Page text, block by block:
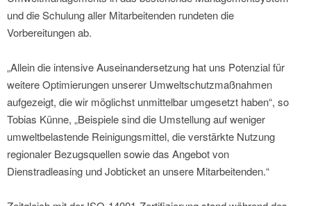
und die Schulung aller Mitarbeitenden rundeten die
Vorbereitungen ab.
„Allein die intensive Auseinandersetzung hat uns Potenzial für
weitere Optimierungen unserer Umweltschutzmaßnahmen
aufgezeigt, die wir möglichst unmittelbar umgesetzt haben“, so
Tobias Künne, „Beispiele sind die Umstellung auf weniger
umweltbelastende Reinigungsmittel, die verstärkte Nutzung
regionaler Bezugsquellen sowie das Angebot von
Dienstradleasing und Jobticket an unsere Mitarbeitenden.“